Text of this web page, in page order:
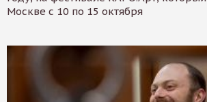
Москве с 10 по 15 октября